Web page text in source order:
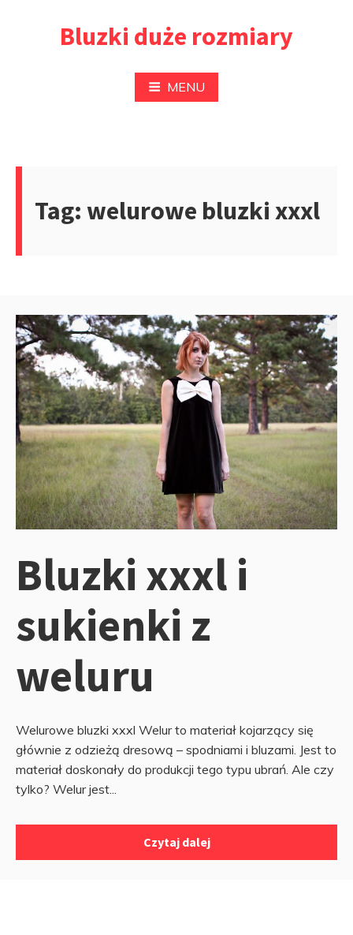
Bluzki duże rozmiary
MENU
Tag: welurowe bluzki xxxl
Bluzki xxxl i
sukienki z
weluru
Welurowe bluzki xxxl Welur to materiał kojarzący się
głównie z odzieżą dresową – spodniami i bluzami. Jest to
materiał doskonały do produkcji tego typu ubrań. Ale czy
tylko? Welur jest...
Czytaj dalej